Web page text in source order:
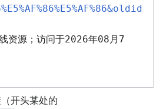
开头某处的